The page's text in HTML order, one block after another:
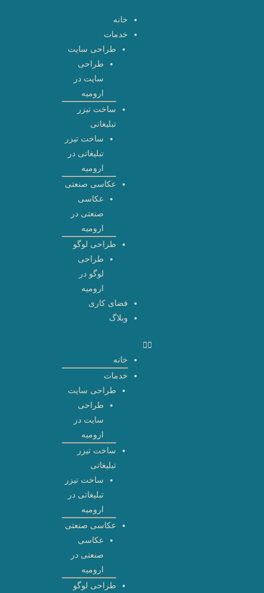
خانه
خدمات
طراحی سایت
طراحی
سایت در
ارومیه
ساخت تیزر
تبلیغاتی
ساخت تیزر
تبلیغاتی در
ارومیه
عکاسی صنعتی
عکاسی
صنعتی در
ارومیه
طراحی لوگو
طراحی
لوگو در
ارومیه
فضای کاری
وبلاگ
خانه
خدمات
طراحی سایت
طراحی
سایت در
ارومیه
ساخت تیزر
تبلیغاتی
ساخت تیزر
تبلیغاتی در
ارومیه
عکاسی صنعتی
عکاسی
صنعتی در
ارومیه
طراحی لوگو